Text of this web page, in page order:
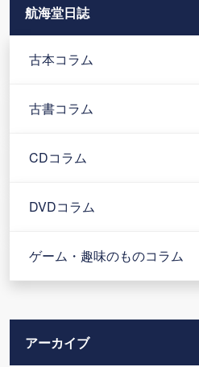
航海堂日誌
古本コラム
古書コラム
CDコラム
DVDコラム
ゲーム・趣味のものコラム
アーカイブ